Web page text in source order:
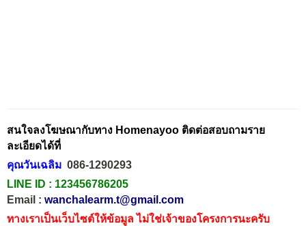
สนใจลงโฆษณากับทาง Homenayoo ติดต่อสอบถามราย
ละเอียดได้ที่
คุณวันเฉลิม 086-1290293
LINE ID : 123456786205
Email : wanchalearm.t@gmail.com
ทางเราเป็นเว็บไซต์ให้ข้อมูล ไม่ใช่เจ้าของโครงการนะครับ